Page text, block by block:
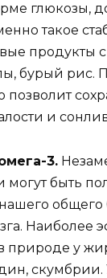
глюкозы,
такое
продукты
бурый рис.
позволит
и
3.
могут быть
общего
природе у